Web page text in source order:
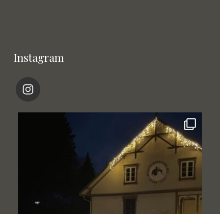
Instagram